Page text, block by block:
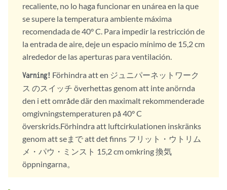
recaliente, no lo haga funcionar en unárea en la que
se supere la temperatura ambiente máxima
recomendada de 40° C. Para impedir la restricción de
la entrada de aire, deje un espacio mínimo de 15,2 cm
alrededor de las aperturas para ventilación.
Varning! Förhindra att en ジュニパーネットワーク
ス のスイッチ överhettas genom att inte anörnda
den i ett område där den maximalt rekommenderade
omgivningstemperaturen på 40° C
överskrids.Förhindra att luftcirkulationen inskränks
genom att seまで att det finns フリット・ウトリム
メ・パウ・ミンスト 15,2 cm omkring 換気
öppningarna。